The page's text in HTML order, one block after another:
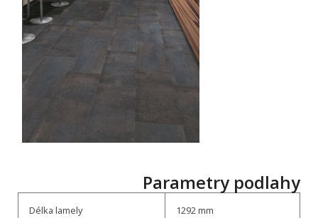
Parametry podlahy
Délka lamely 1292 mm